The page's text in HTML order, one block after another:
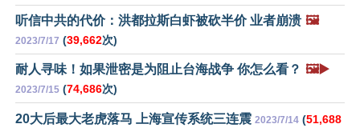
听信中共的代价：洪都拉斯白虾被砍半价 业者崩溃 🖼️
2023/7/17 (39,662次)
耐人寻味！如果泄密是为阻止台海战争 你怎么看？ 🖼️▶️
2023/7/15 (74,686次)
20大后最大老虎落马 上海宣传系统三连震 2023/7/14 (51,688